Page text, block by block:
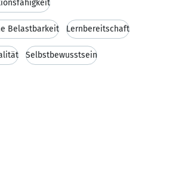
Belastbarkeit Lernbereitschaft
Selbstbewusstsein